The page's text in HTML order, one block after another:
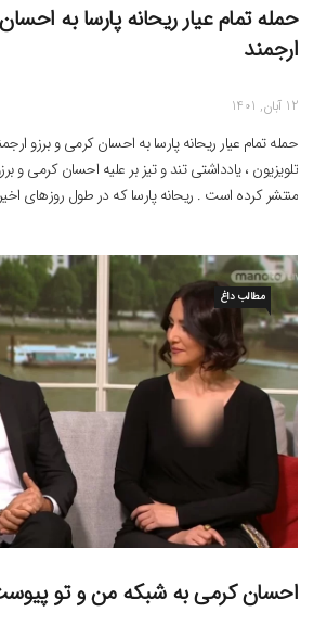
حمله تمام عیار ریحانه پارسا به
ارجمند
12 آبان, 1401
حمله تمام عیار ریحانه پارسا به احسان کرمی و برزو
تلویزیون ، یادداشتی تند و تیز بر علیه احسان کرمی و
منتشر کرده است . ریحانه پارسا که در طول روزهای
مطالب داغ
احسان کرمی به شبکه من و تو